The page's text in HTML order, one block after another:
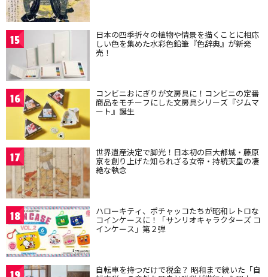
15 日本の四季折々の植物や情景を描くことに相応
しい色を集めた水彩色鉛筆『色辞典』が新発
売！
16 コンビニおにぎりが文房具に！コンビニの定番
商品をモチーフにした文房具シリーズ『ジムマ
ート』誕生
17 世界遺産決定で脚光！日本初の巨大都城・藤原
京を創り上げた知られざる女帝・持統天皇の凄
絶な執念
18 ハローキティ、ポチャッコたちが昭和レトロな
コインケースに！「サンリオキャラクターズ コ
インケース」第２弾
自転車を持つだけで税金？ 昭和まで続いた「自